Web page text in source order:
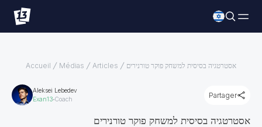
Accueil Médias Articles אסטרטגיה בסיסית למשחק פוקר טורנירים
Aleksei Lebedev
Exan13 Coach Partager
אסטרטגיה בסיסית למשחק פוקר טורנירים